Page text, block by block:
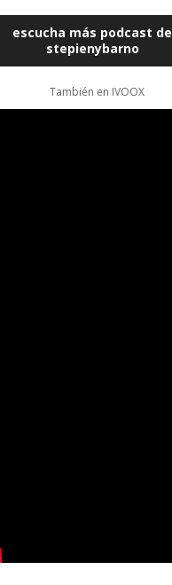
escucha más podcast de
stepienybarno
También en IVOOX